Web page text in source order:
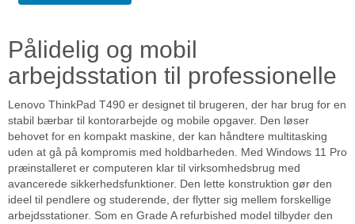
Pålidelig og mobil
arbejdsstation til professionelle
Lenovo ThinkPad T490 er designet til brugeren, der har brug for en
stabil bærbar til kontorarbejde og mobile opgaver. Den løser
behovet for en kompakt maskine, der kan håndtere multitasking
uden at gå på kompromis med holdbarheden. Med Windows 11 Pro
præinstalleret er computeren klar til virksomhedsbrug med
avancerede sikkerhedsfunktioner. Den lette konstruktion gør den
ideel til pendlere og studerende, der flytter sig mellem forskellige
arbejdsstationer. Som en Grade A refurbished model tilbyder den